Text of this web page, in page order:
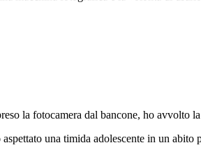
la fotocamera dal bancone, ho avvolto
una timida adolescente in un abito